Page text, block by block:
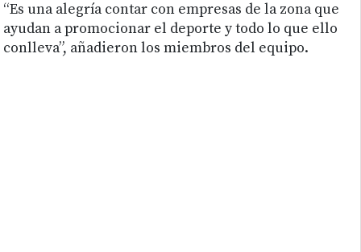
“Es una alegría contar con empresas de la zona que
ayudan a promocionar el deporte y todo lo que ello
conlleva”, añadieron los miembros del equipo.